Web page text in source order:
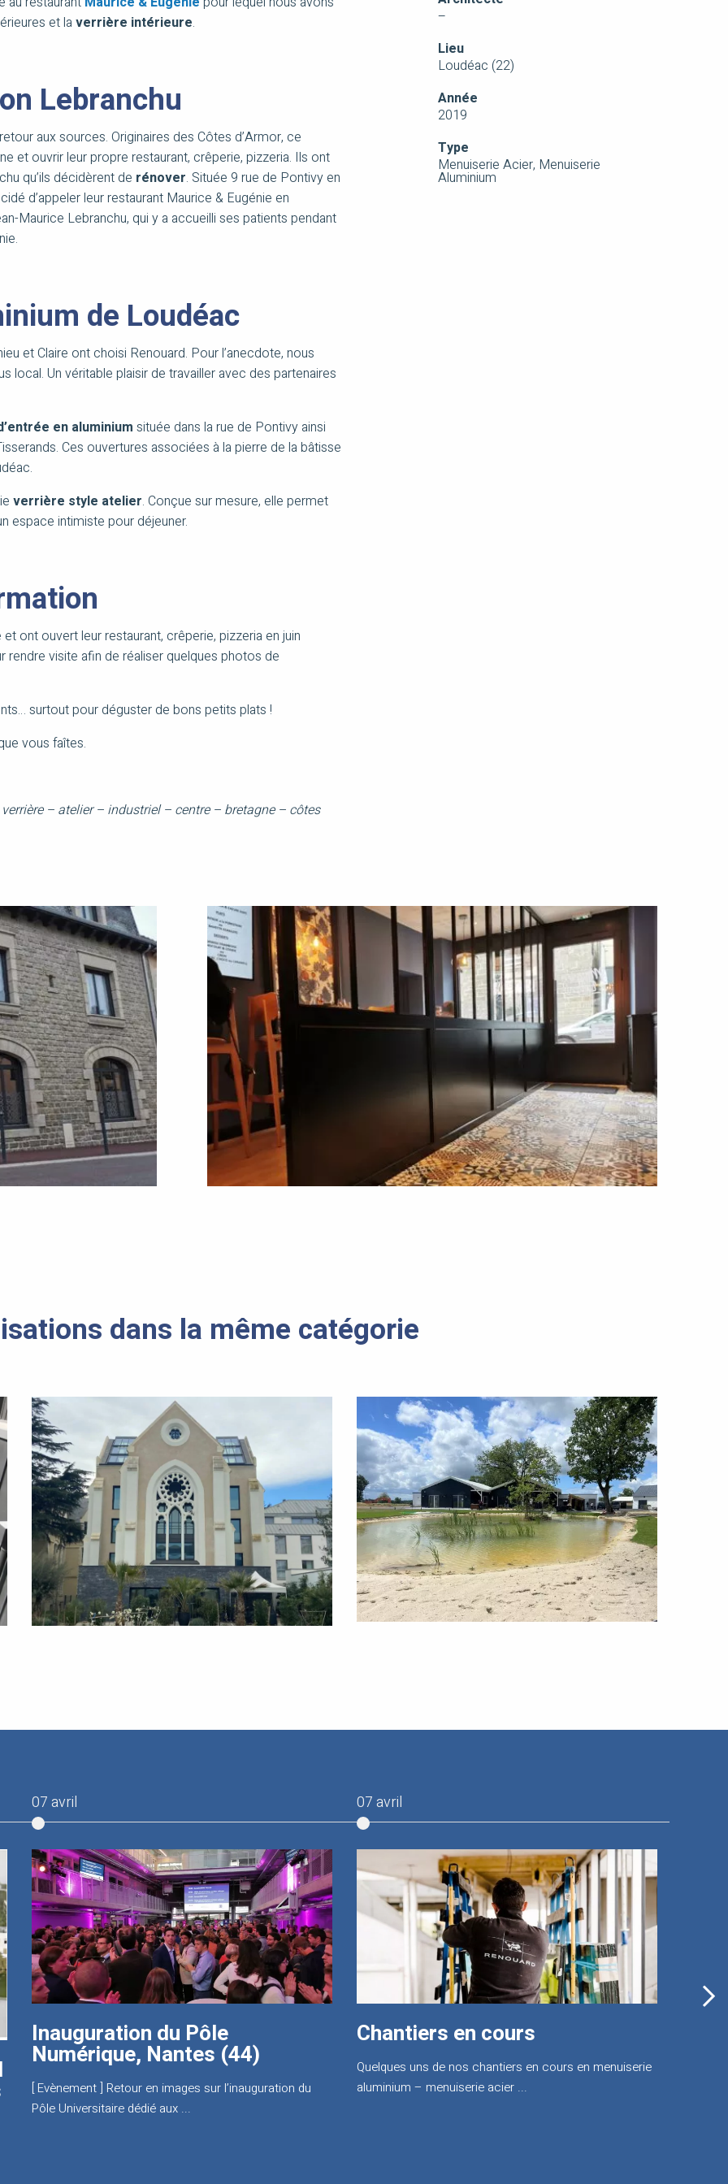
et la verrière intérieure.
Lebranchu
aux sources. Originaires des Côtes d’Armor, ce
et ouvrir leur propre restaurant, crêperie, pizzeria. Ils ont
qu’ils décidèrent de rénover. Située 9 rue de Pontivy en
d’appeler leur restaurant Maurice & Eugénie en
Maurice Lebranchu, qui y a accueilli ses patients pendant
de Loudéac
et Claire ont choisi Renouard. Pour l’anecdote, nous
local. Un véritable plaisir de travailler avec des partenaires
en aluminium située dans la rue de Pontivy ainsi
Ces ouvertures associées à la pierre de la bâtisse
verrière style atelier. Conçue sur mesure, elle permet
espace intimiste pour déjeuner.
ont ouvert leur restaurant, crêperie, pizzeria en juin
rendre visite afin de réaliser quelques photos de
surtout pour déguster de bons petits plats !
vous faîtes.
– atelier – industriel – centre – bretagne – côtes
–
Lieu
Loudéac (22)
Année
2019
Type
Menuiserie Acier, Menuiserie
Aluminium
dans la même catégorie
07 avril
De nouveaux locaux pour
Renouard à Nantes
En ce début d’année, nous vous annoncions un projet
qui nous tient à ...
07 avril
Formations
Nous vous accompagnons dans la construction de
votre projet professionnel.